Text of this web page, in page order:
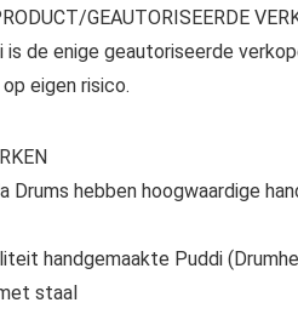
GEAUTORISEERDE
is de enige geautoriseerde
eigen risico.
Drums hebben hoogwaardige
handgemaakte Puddi
staal